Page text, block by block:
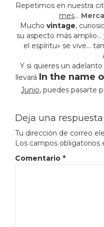
Repetimos en nuestra
mes…
Mucho vintage,
su aspecto más
el espíritu» se vive…
Y si quieres un
llevará In the name
Junio, puedes pasarte
Deja una respuesta
Tu dirección de correo
Los campos obligatorios
Comentario *